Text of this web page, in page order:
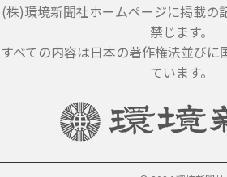
(株)環境新聞社ホームページに掲載の
禁じます。
すべての内容は日本の著作権法並び
ています。